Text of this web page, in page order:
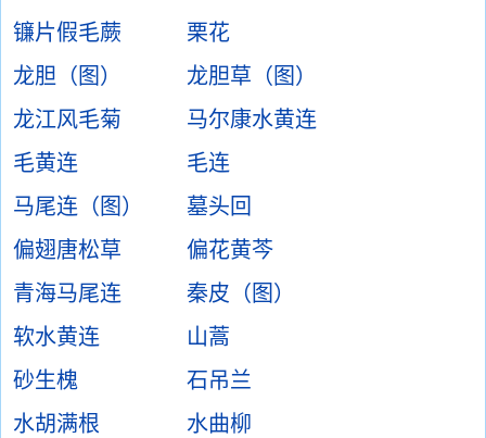
镰片假毛蕨
栗花
龙胆（图）
龙胆草（图）
龙江风毛菊
马尔康水黄连
毛黄连
毛连
马尾连（图）
墓头回
偏翅唐松草
偏花黄芩
青海马尾连
秦皮（图）
软水黄连
山蒿
砂生槐
石吊兰
水胡满根
水曲柳